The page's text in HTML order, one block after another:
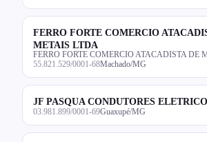
FERRO FORTE COMERCIO
METAIS LTDA
FERRO FORTE COMERCIO ATACADISTA DE
55.821.529/0001-68Machado/MG
JF PASQUA CONDUTORES
03.981.899/0001-69Guaxupé/MG